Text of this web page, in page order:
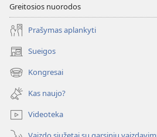
Greitosios nuorodos
Prašymas aplankyti
Sueigos
(atsiveria
naujas
langas)
Kongresai
(atsiveria
naujas
langas)
Kas naujo?
Videoteka